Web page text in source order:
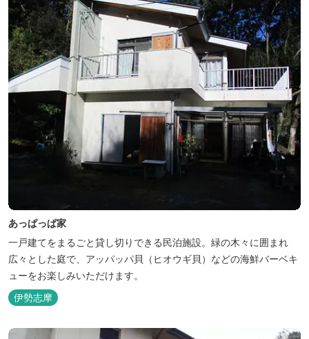
あっぱっぱ家
一戸建てをまるごと貸し切りできる民泊施設。緑の木々に囲まれ
広々とした庭で、アッパッパ貝（ヒオウギ貝）などの海鮮バーベキ
ューをお楽しみいただけます。
伊勢志摩